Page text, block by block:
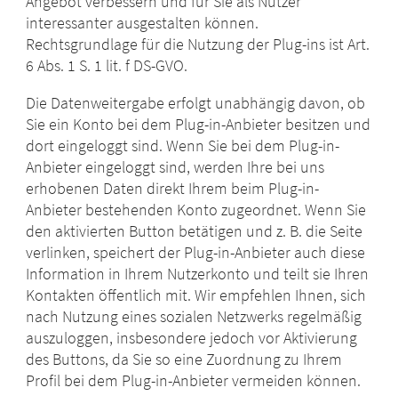
interessanter ausgestalten können.
Rechtsgrundlage für die Nutzung der Plug-ins ist Art.
6 Abs. 1 S. 1 lit. f DS-GVO.
Die Datenweitergabe erfolgt unabhängig davon, ob
Sie ein Konto bei dem Plug-in-Anbieter besitzen und
dort eingeloggt sind. Wenn Sie bei dem Plug-in-
Anbieter eingeloggt sind, werden Ihre bei uns
erhobenen Daten direkt Ihrem beim Plug-in-
Anbieter bestehenden Konto zugeordnet. Wenn Sie
den aktivierten Button betätigen und z. B. die Seite
verlinken, speichert der Plug-in-Anbieter auch diese
Information in Ihrem Nutzerkonto und teilt sie Ihren
Kontakten öffentlich mit. Wir empfehlen Ihnen, sich
nach Nutzung eines sozialen Netzwerks regelmäßig
auszuloggen, insbesondere jedoch vor Aktivierung
des Buttons, da Sie so eine Zuordnung zu Ihrem
Profil bei dem Plug-in-Anbieter vermeiden können.